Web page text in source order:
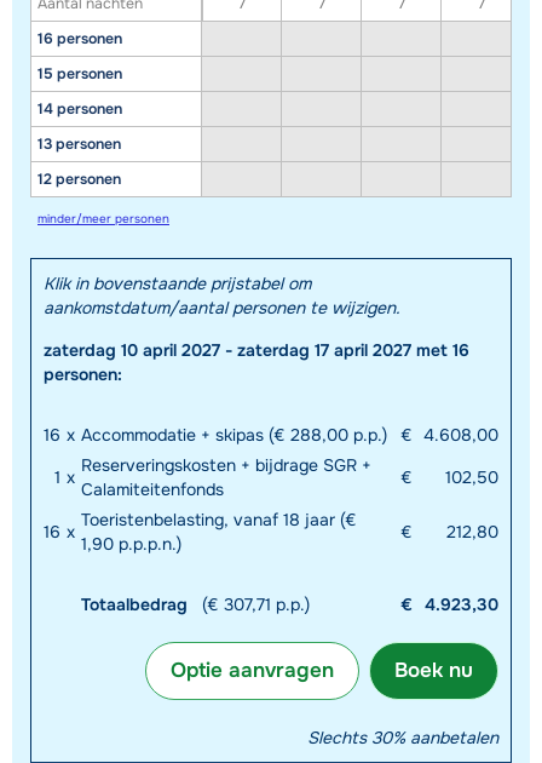
16 personen
15 personen
14 personen
13 personen
12 personen
minder/meer personen
Klik in bovenstaande prijstabel om
aankomstdatum/aantal personen te wijzigen.
zaterdag 10 april 2027 - zaterdag 17 april 2027 met 16
personen:
16 x Accommodatie + skipas (€ 288,00 p.p.) € 4.608,00
1 x
Reserveringskosten + bijdrage SGR +
Calamiteitenfonds
€ 102,50
16 x
Toeristenbelasting, vanaf 18 jaar (€
1,90 p.p.p.n.)
€ 212,80
Totaalbedrag (€ 307,71 p.p.) € 4.923,30
Boek nu
Optie aanvragen
Slechts 30% aanbetalen